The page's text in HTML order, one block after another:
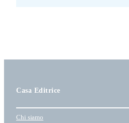
Casa Editrice
Chi siamo